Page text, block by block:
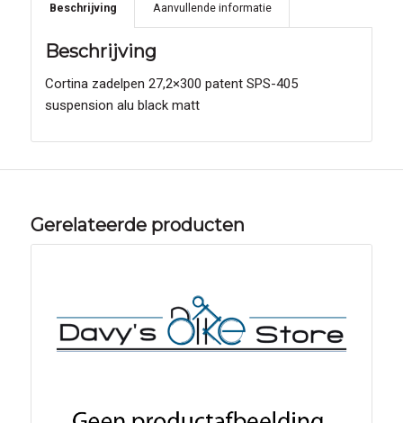
Beschrijving Aanvullende informatie
Beschrijving
Cortina zadelpen 27,2×300 patent SPS-405
suspension alu black matt
Gerelateerde producten